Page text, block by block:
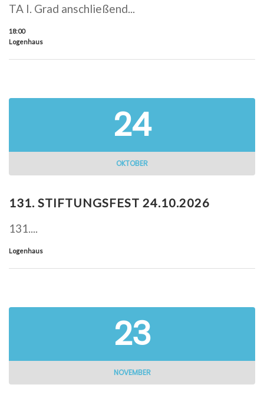
TA I. Grad anschließend...
18:00
Logenhaus
24
OKTOBER
131. STIFTUNGSFEST 24.10.2026
131....
Logenhaus
23
NOVEMBER